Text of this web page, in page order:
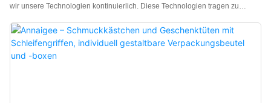
wir unsere Technologien kontinuierlich. Diese Technologien tragen zu
Papiertüten erweisen sich Schmuckkästchen, Beutel, Seidenpapier,
Einkaufstüten und Geschenkboxen als sehr nützlich.